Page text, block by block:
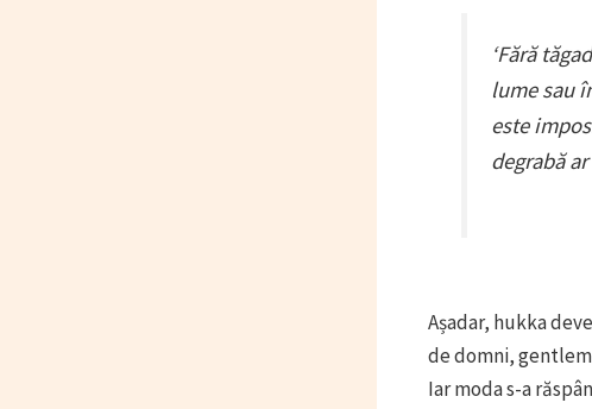
‘Fără
lume sau
este
degrabă
Așadar, hukka
de domni,
Iar moda s-a